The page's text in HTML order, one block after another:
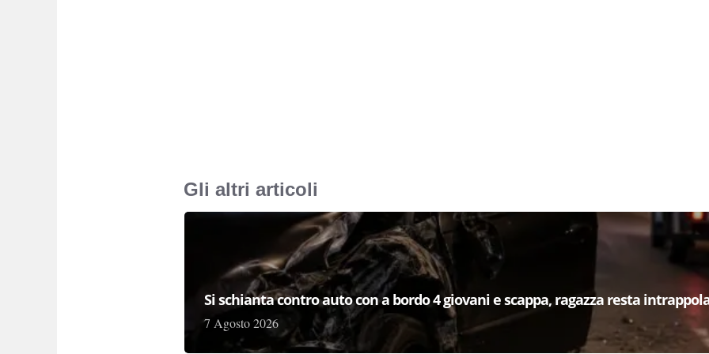
Gli altri articoli
Si schianta contro auto con a bordo 4 giovani e scappa, ragazza resta
7 Agosto 2026